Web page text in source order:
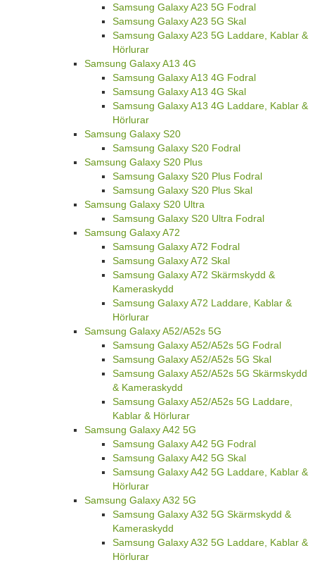
Samsung Galaxy A23 5G Fodral
Samsung Galaxy A23 5G Skal
Samsung Galaxy A23 5G Laddare, Kablar &
Hörlurar
Samsung Galaxy A13 4G
Samsung Galaxy A13 4G Fodral
Samsung Galaxy A13 4G Skal
Samsung Galaxy A13 4G Laddare, Kablar &
Hörlurar
Samsung Galaxy S20
Samsung Galaxy S20 Fodral
Samsung Galaxy S20 Plus
Samsung Galaxy S20 Plus Fodral
Samsung Galaxy S20 Plus Skal
Samsung Galaxy S20 Ultra
Samsung Galaxy S20 Ultra Fodral
Samsung Galaxy A72
Samsung Galaxy A72 Fodral
Samsung Galaxy A72 Skal
Samsung Galaxy A72 Skärmskydd &
Kameraskydd
Samsung Galaxy A72 Laddare, Kablar &
Hörlurar
Samsung Galaxy A52/A52s 5G
Samsung Galaxy A52/A52s 5G Fodral
Samsung Galaxy A52/A52s 5G Skal
Samsung Galaxy A52/A52s 5G Skärmskydd
& Kameraskydd
Samsung Galaxy A52/A52s 5G Laddare,
Kablar & Hörlurar
Samsung Galaxy A42 5G
Samsung Galaxy A42 5G Fodral
Samsung Galaxy A42 5G Skal
Samsung Galaxy A42 5G Laddare, Kablar &
Hörlurar
Samsung Galaxy A32 5G
Samsung Galaxy A32 5G Skärmskydd &
Kameraskydd
Samsung Galaxy A32 5G Laddare, Kablar &
Hörlurar